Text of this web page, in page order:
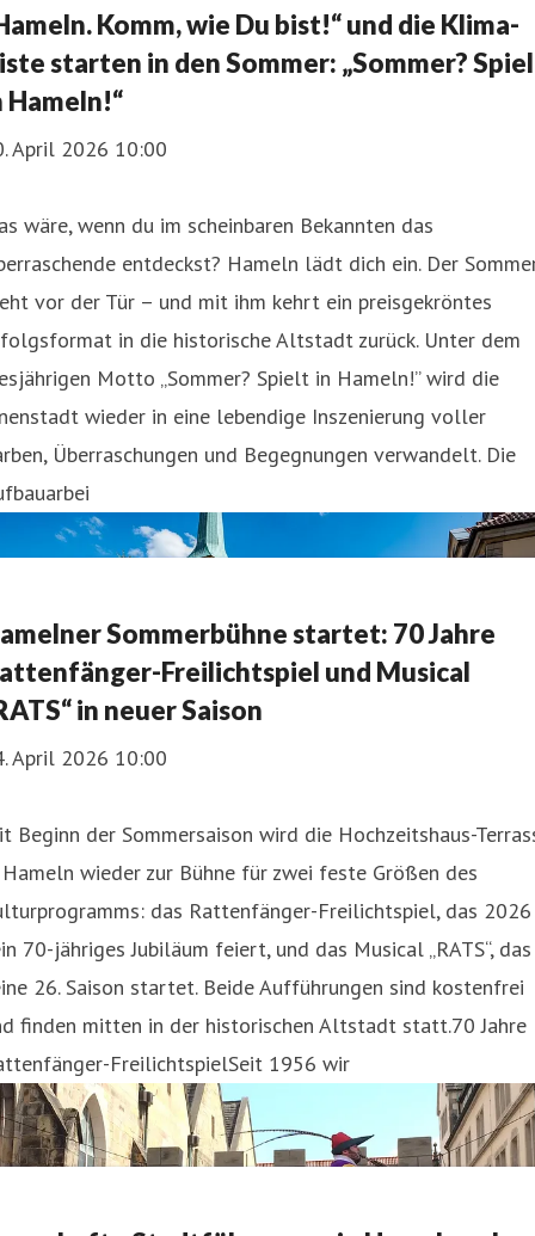
Komm, wie Du bist!“ und die Klima-
starten in den Sommer: „Sommer?
Hameln!“
April 2026 10:00
wäre, wenn du im scheinbaren Bekannten das
entdeckst? Hameln lädt dich ein. Der
vor der Tür – und mit ihm kehrt ein preisgekröntes
in die historische Altstadt zurück. Unter dem
Motto „Sommer? Spielt in Hameln!” wird die
wieder in eine lebendige Inszenierung voller
Überraschungen und Begegnungen verwandelt. Die
Sommerbühne startet: 70 Jahre
Freilichtspiel und Musical
in neuer Saison
April 2026 10:00
Beginn der Sommersaison wird die Hochzeitshaus-
wieder zur Bühne für zwei feste Größen des
das Rattenfänger-Freilichtspiel, das 2026
70-jähriges Jubiläum feiert, und das Musical „RATS“,
26. Saison startet. Beide Aufführungen sind kostenfrei
finden mitten in der historischen Altstadt statt.70 Jahre
FreilichtspielSeit 1956 wir